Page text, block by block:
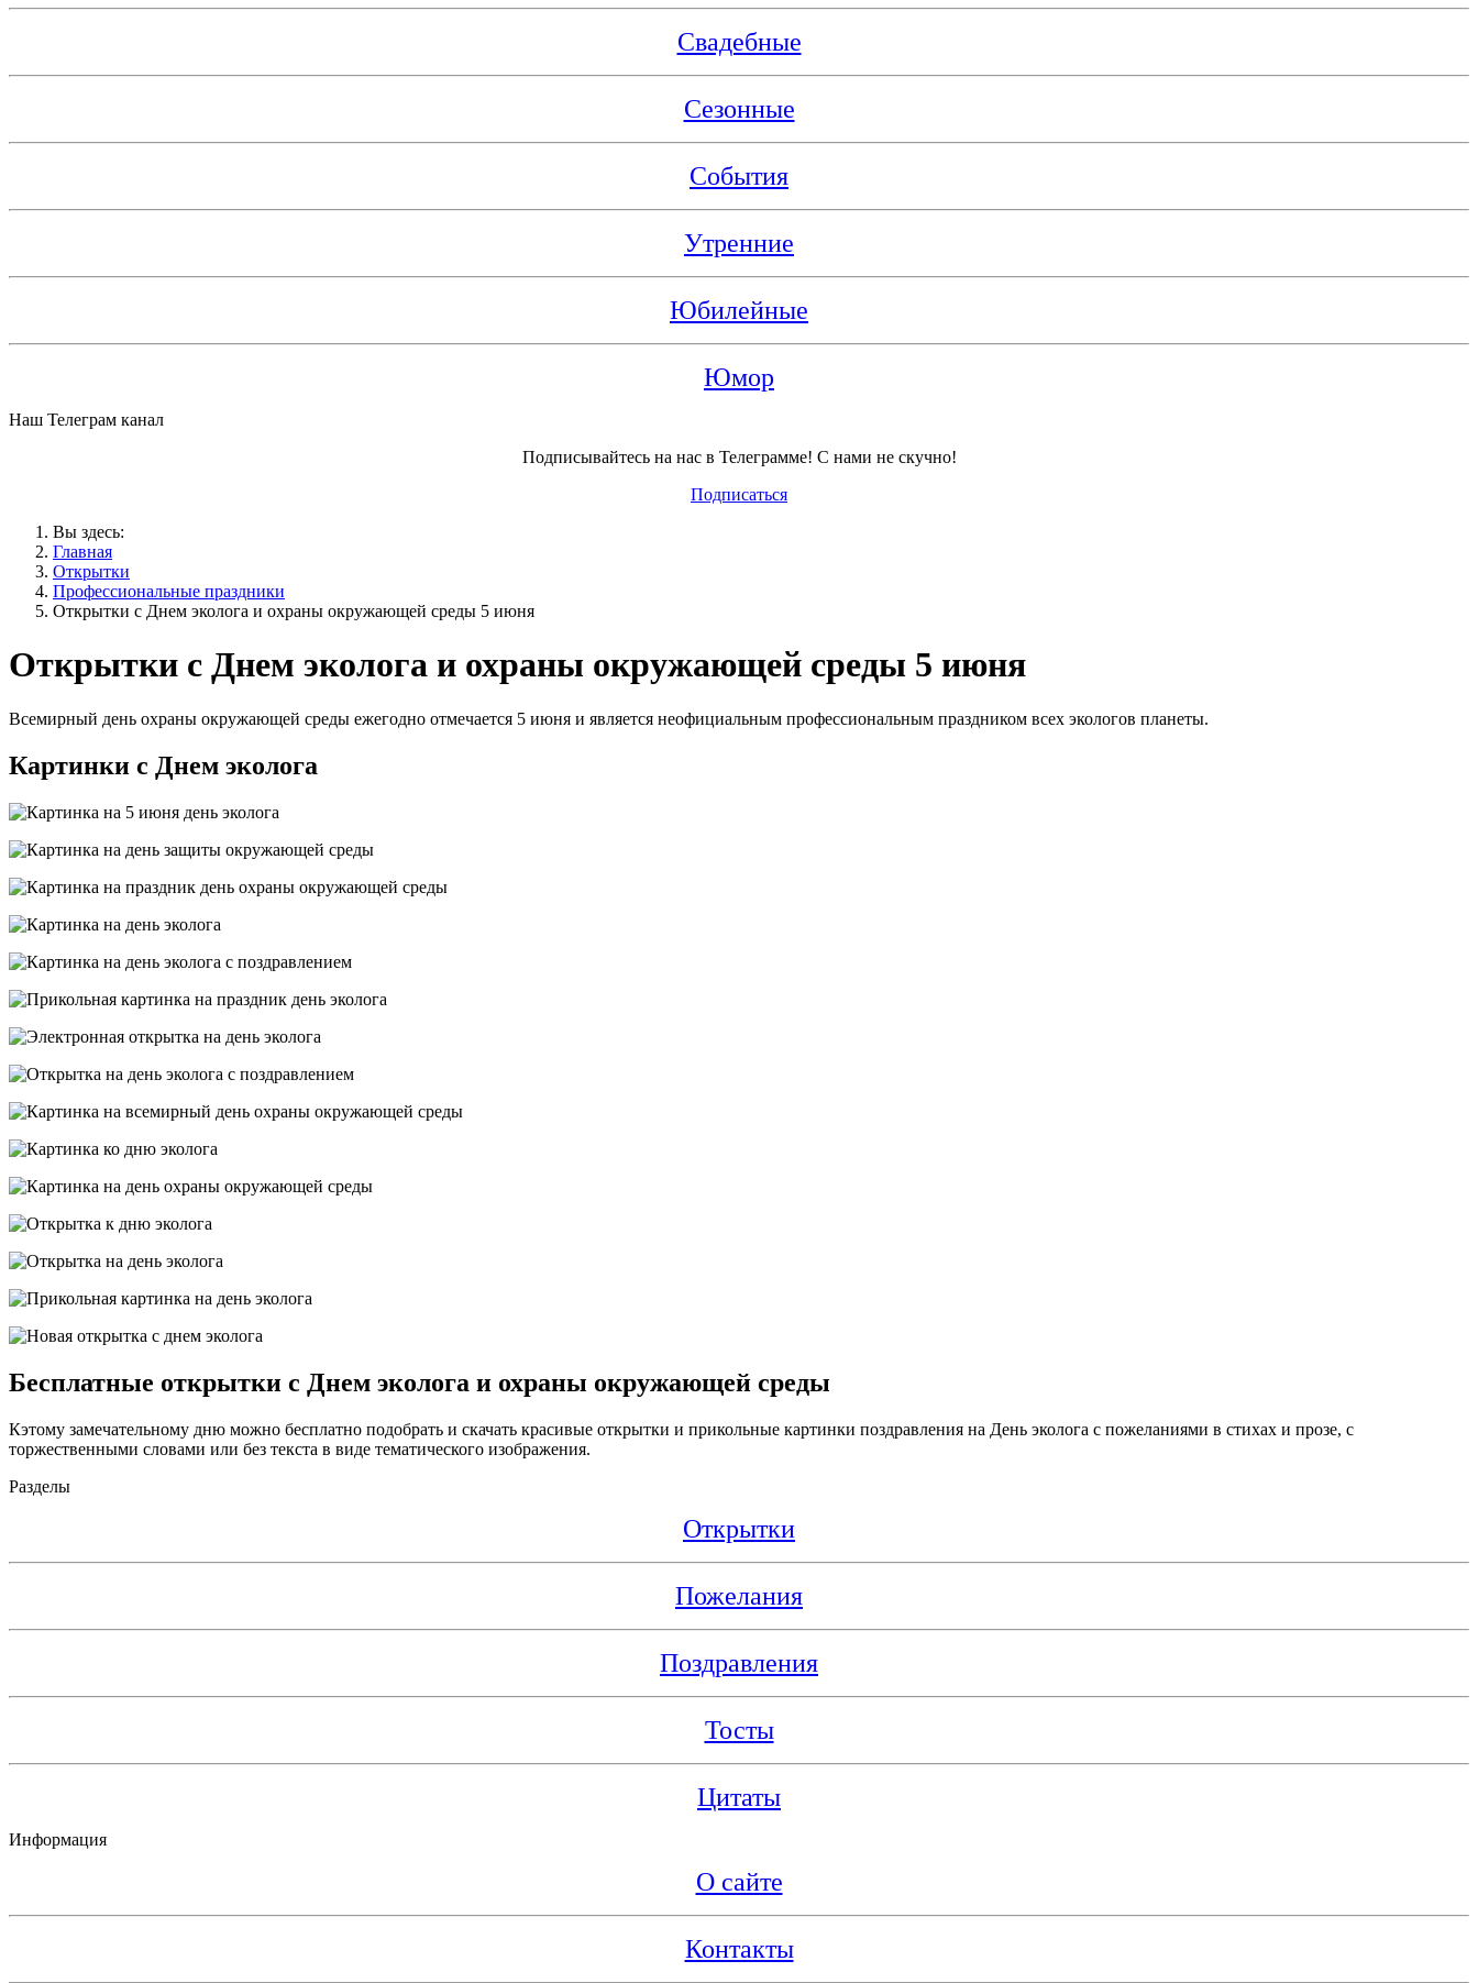
Свадебные
Сезонные
События
Утренние
Юбилейные
Юмор
Наш Телеграм канал
Подписывайтесь на нас в Телеграмме! С нами не скучно!
Подписаться
Вы здесь:
Главная
Открытки
Профессиональные праздники
Открытки с Днем эколога и охраны окружающей среды 5 июня
Открытки с Днем эколога и охраны окружающей среды 5 июня
Всемирный день охраны окружающей среды ежегодно отмечается 5 июня и является неофициальным профессиональным праздником всех экологов планеты.
Картинки с Днем эколога
Бесплатные открытки с Днем эколога и охраны окружающей среды
Кэтому замечательному дню можно бесплатно подобрать и скачать красивые открытки и прикольные картинки поздравления на День эколога с пожеланиями в стихах и прозе, с
торжественными словами или без текста в виде тематического изображения.
Разделы
Открытки
Пожелания
Поздравления
Тосты
Цитаты
Информация
О сайте
Контакты